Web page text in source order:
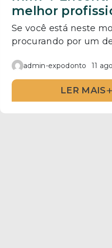
melhor
Se você está neste
procurando por um
algumas buscas na
Pode ser também
pesquisado por
admin-expodonto 11 ago
LER MAIS+